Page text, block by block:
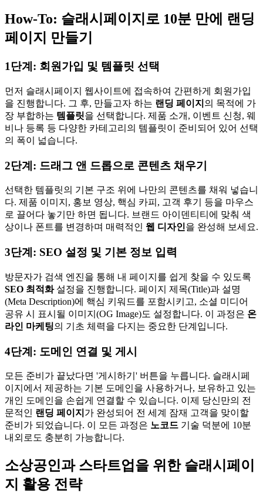
How-To: 슬래시페이지로 10분 만에 랜딩
페이지 만들기
1단계: 회원가입 및 템플릿 선택
먼저 슬래시페이지 웹사이트에 접속하여 간편하게 회원가입
을 진행합니다. 그 후, 만들고자 하는 랜딩 페이지 의 목적에 가
장 부합하는 템플릿을 선택합니다. 제품 소개, 이벤트 신청, 웨
비나 등록 등 다양한 카테고리의 템플릿이 준비되어 있어 선택
의 폭이 넓습니다.
2단계: 드래그 앤 드롭으로 콘텐츠 채우기
선택한 템플릿의 기본 구조 위에 나만의 콘텐츠를 채워 넣습니
다. 제품 이미지, 홍보 영상, 핵심 카피, 고객 후기 등을 마우스
로 끌어다 놓기만 하면 됩니다. 브랜드 아이덴티티에 맞춰 색
상이나 폰트를 변경하며 매력적인 웹 디자인을 완성해 보세요.
3단계: SEO 설정 및 기본 정보 입력
방문자가 검색 엔진을 통해 내 페이지를 쉽게 찾을 수 있도록
SEO 최적화설정을 진행합니다. 페이지 제목(Title)과 설명
(Meta Description)에 핵심 키워드를 포함시키고, 소셜 미디어
공유 시 표시될 이미지(OG Image)도 설정합니다. 이 과정은 온
라인 마케팅의 기초 체력을 다지는 중요한 단계입니다.
4단계: 도메인 연결 및 게시
모든 준비가 끝났다면 '게시하기' 버튼을 누릅니다. 슬래시페
이지에서 제공하는 기본 도메인을 사용하거나, 보유하고 있는
개인 도메인을 손쉽게 연결할 수 있습니다. 이제 당신만의 전
문적인 랜딩 페이지 가 완성되어 전 세계 잠재 고객을 맞이할
준비가 되었습니다. 이 모든 과정은 노코드 기술 덕분에 10분
내외로도 충분히 가능합니다.
소상공인과 스타트업을 위한 슬래시페이
지 활용 전략